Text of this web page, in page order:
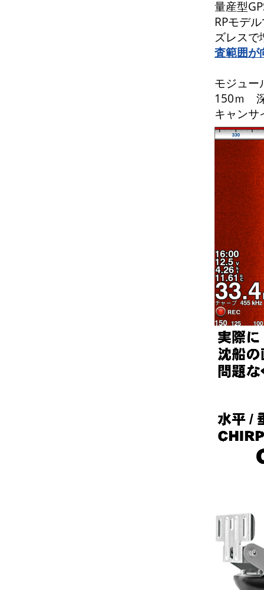
量産型
RPモデ
ズレスで
査範囲が
モジュ
150ｍ
キャンサ